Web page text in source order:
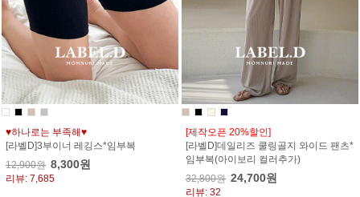
♥하나로는 부족해♥
[라벨D]3부이너 레깅스*임부복
12,900원 8,300원
리뷰: 7,685
[제작오픈 20%할인]
[라벨D]데일리즈 쿨링골지 와이드 팬츠*
임부복(아이보리 컬러추가)
32,800원 24,700원
리뷰: 32